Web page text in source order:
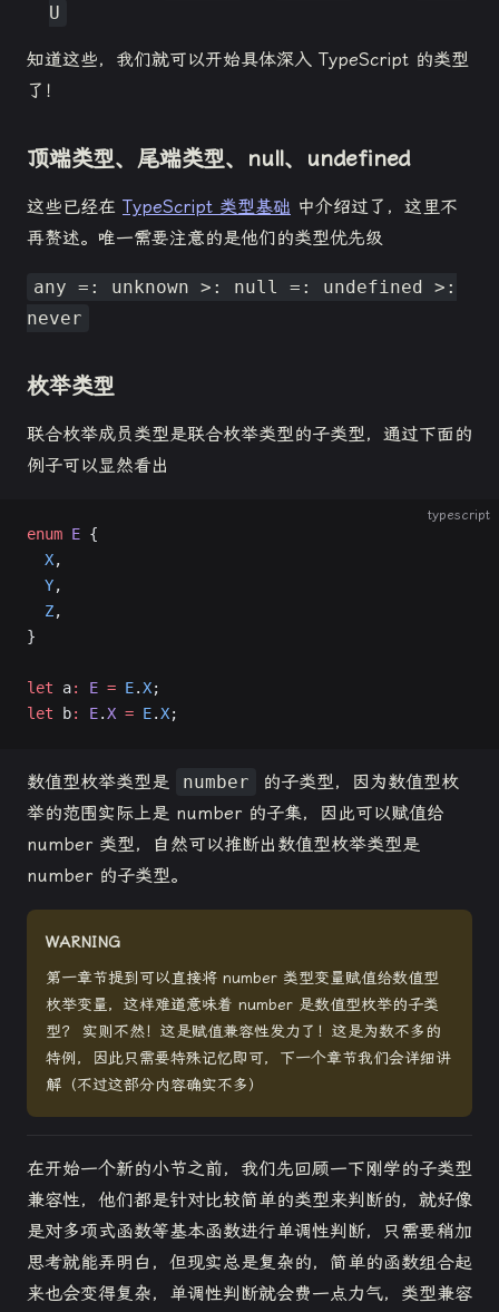
U
知道这些，我们就可以开始具体深入 TypeScript 的类型
了！
顶端类型、尾端类型、null、undefined
这些已经在 TypeScript 类型基础 中介绍过了，这里不
再赘述。唯一需要注意的是他们的类型优先级
any =: unknown >: null =: undefined >:
never
枚举类型
联合枚举成员类型是联合枚举类型的子类型，通过下面的
例子可以显然看出
typescript
enum E {
  X
,
  Y
,
  Z
,
}
let a: E = E.X;
let b: E.X = E.X;
数值型枚举类型是 number
的子类型，因为数值型枚
举的范围实际上是 number 的子集，因此可以赋值给
number 类型，自然可以推断出数值型枚举类型是
number 的子类型。
WARNING
第一章节提到可以直接将 number 类型变量赋值给数值型
枚举变量，这样难道意味着 number 是数值型枚举的子类
型？ 实则不然！这是赋值兼容性发力了！这是为数不多的
特例，因此只需要特殊记忆即可，下一个章节我们会详细讲
解（不过这部分内容确实不多）
在开始一个新的小节之前，我们先回顾一下刚学的子类型
兼容性，他们都是针对比较简单的类型来判断的，就好像
是对多项式函数等基本函数进行单调性判断，只需要稍加
思考就能弄明白，但现实总是复杂的，简单的函数组合起
来也会变得复杂，单调性判断就会费一点力气，类型兼容